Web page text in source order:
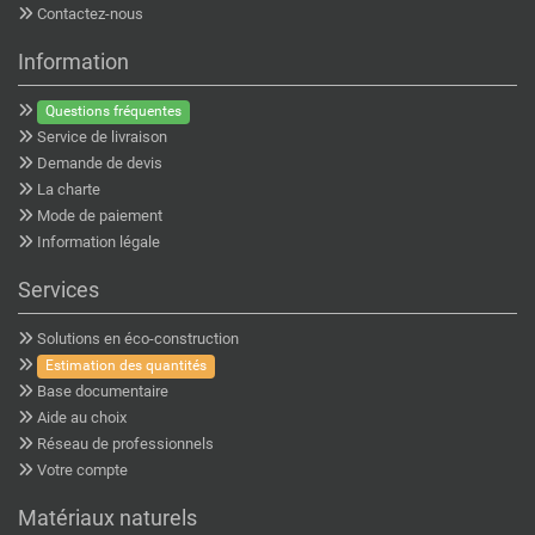
Contactez-nous
Information
Questions fréquentes
Service de livraison
Demande de devis
La charte
Mode de paiement
Information légale
Services
Solutions en éco-construction
Estimation des quantités
Base documentaire
Aide au choix
Réseau de professionnels
Votre compte
Matériaux naturels